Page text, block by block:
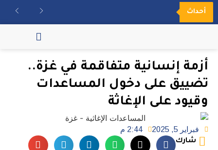
أحداث
أزمة إنسانية متفاقمة في غزة..
تضييق على دخول المساعدات
وقيود على الإغاثة
فبراير 5, 2025 2:44 م
شارك